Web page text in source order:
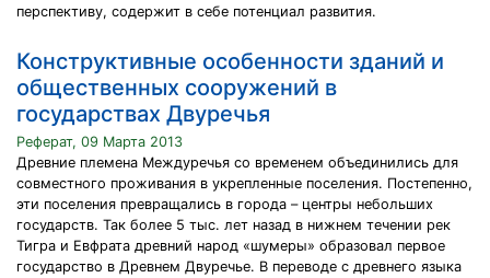
перспективу, содержит в себе потенциал развития.
Конструктивные особенности зданий и
общественных сооружений в
государствах Двуречья
Реферат, 09 Марта 2013
Древние племена Междуречья со временем объединились для
совместного проживания в укрепленные поселения. Постепенно,
эти поселения превращались в города – центры небольших
государств. Так более 5 тыс. лет назад в нижнем течении рек
Тигра и Евфрата древний народ «шумеры» образовал первое
государство в Древнем Двуречье. В переводе с древнего языка